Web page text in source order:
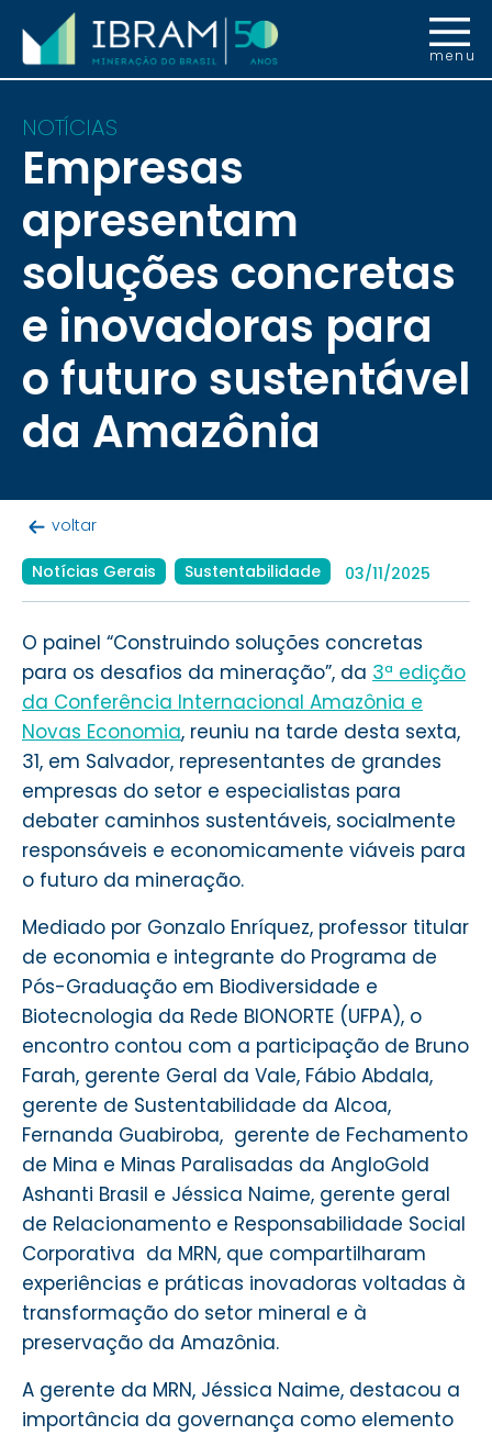
menu
NOTÍCIAS
Empresas
apresentam
soluções concretas
e inovadoras para
o futuro sustentável
da Amazônia
voltar
Notícias Gerais Sustentabilidade 03/11/2025
O painel “Construindo soluções concretas
para os desafios da mineração”, da 3ª edição
da Conferência Internacional Amazônia e
Novas Economia, reuniu na tarde desta sexta,
31, em Salvador, representantes de grandes
empresas do setor e especialistas para
debater caminhos sustentáveis, socialmente
responsáveis e economicamente viáveis para
o futuro da mineração.
Mediado por Gonzalo Enríquez, professor titular
de economia e integrante do Programa de
Pós-Graduação em Biodiversidade e
Biotecnologia da Rede BIONORTE (UFPA), o
encontro contou com a participação de Bruno
Farah, gerente Geral da Vale, Fábio Abdala,
gerente de Sustentabilidade da Alcoa,
Fernanda Guabiroba, gerente de Fechamento
de Mina e Minas Paralisadas da AngloGold
Ashanti Brasil e Jéssica Naime, gerente geral
de Relacionamento e Responsabilidade Social
Corporativa da MRN, que compartilharam
experiências e práticas inovadoras voltadas à
transformação do setor mineral e à
preservação da Amazônia.
A gerente da MRN, Jéssica Naime, destacou a
importância da governança como elemento